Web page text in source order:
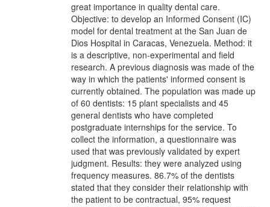
great importance in quality dental care.
Objective: to develop an Informed Consent (IC)
model for dental treatment at the San Juan de
Dios Hospital in Caracas, Venezuela. Method: it
is a descriptive, non-experimental and field
research. A previous diagnosis was made of the
way in which the patients' informed consent is
currently obtained. The population was made up
of 60 dentists: 15 plant specialists and 45
general dentists who have completed
postgraduate internships for the service. To
collect the information, a questionnaire was
used that was previously validated by expert
judgment. Results: they were analyzed using
frequency measures. 86.7% of the dentists
stated that they consider their relationship with
the patient to be contractual, 95% request